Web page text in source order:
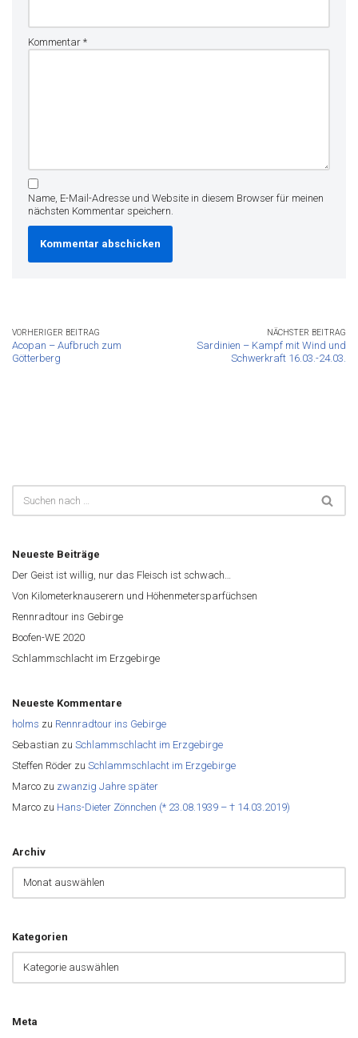
Kommentar *
Name, E-Mail-Adresse und Website in diesem Browser für meinen
nächsten Kommentar speichern.
VORHERIGER BEITRAG
Acopan – Aufbruch zum
Götterberg
NÄCHSTER BEITRAG
Sardinien – Kampf mit Wind und
Schwerkraft 16.03.-24.03.
Neueste Beiträge
Der Geist ist willig, nur das Fleisch ist schwach…
Von Kilometerknauserern und Höhenmetersparfüchsen
Rennradtour ins Gebirge
Boofen-WE 2020
Schlammschlacht im Erzgebirge
Neueste Kommentare
holms zu Rennradtour ins Gebirge
Sebastian zu Schlammschlacht im Erzgebirge
Steffen Röder zu Schlammschlacht im Erzgebirge
Marco zu zwanzig Jahre später
Marco zu Hans-Dieter Zönnchen (* 23.08.1939 – † 14.03.2019)
Archiv
Kategorien
Meta